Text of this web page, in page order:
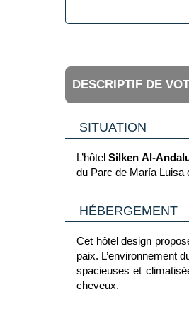
DESCRIPTIF DE
SITUATION
L’hôtel Silken Al-
du Parc de María Luisa
HÉBERGEMENT
Cet hôtel design
paix. L’environnement
spacieuses et
cheveux.